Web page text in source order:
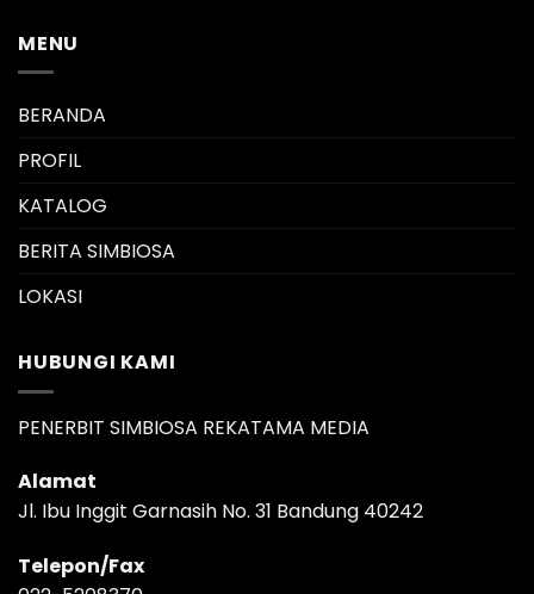
MENU
BERANDA
PROFIL
KATALOG
BERITA SIMBIOSA
LOKASI
HUBUNGI KAMI
PENERBIT SIMBIOSA REKATAMA MEDIA
Alamat
Jl. Ibu Inggit Garnasih No. 31 Bandung 40242
Telepon/Fax